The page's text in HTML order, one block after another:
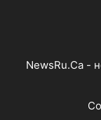
NewsRu.Ca -